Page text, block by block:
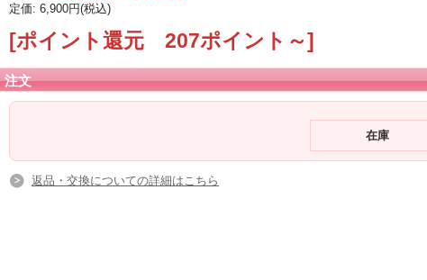
定価: 6,900円(税込)
[ポイント還元 207ポイント～]
注文
在庫
返品・交換についての詳細はこちら